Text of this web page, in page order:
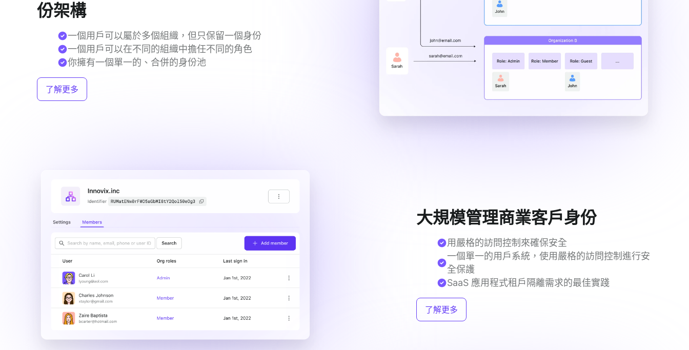
份架構
一個用戶可以屬於多個組織，但只保留一個身份
一個用戶可以在不同的組織中擔任不同的角色
你擁有一個單一的、合併的身份池
了解更多
大規模管理商業客戶身份
用嚴格的訪問控制來確保安全
一個單一的用戶系統，使用嚴格的訪問控制進行安
全保護
SaaS 應用程式租戶隔離需求的最佳實踐
了解更多